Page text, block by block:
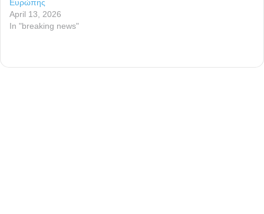
Ευρώπης
April 13, 2026
In "breaking news"